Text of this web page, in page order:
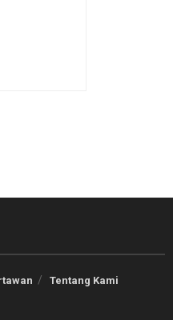
Tentang Kami